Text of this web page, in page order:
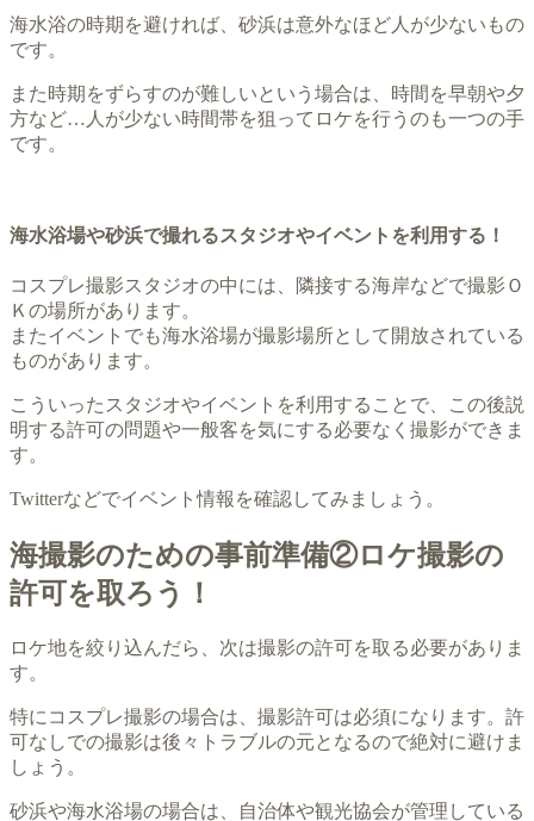
海水浴の時期を避ければ、砂浜は意外なほど人が少ないもの
です。
また時期をずらすのが難しいという場合は、時間を早朝や夕
方など…人が少ない時間帯を狙ってロケを行うのも一つの手
です。
海水浴場や砂浜で撮れるスタジオやイベントを利用する！
コスプレ撮影スタジオの中には、隣接する海岸などで撮影Ｏ
Ｋの場所があります。
またイベントでも海水浴場が撮影場所として開放されている
ものがあります。
こういったスタジオやイベントを利用することで、この後説
明する許可の問題や一般客を気にする必要なく撮影ができま
す。
Twitterなどでイベント情報を確認してみましょう。
海撮影のための事前準備②ロケ撮影の
許可を取ろう！
ロケ地を絞り込んだら、次は撮影の許可を取る必要がありま
す。
特にコスプレ撮影の場合は、撮影許可は必須になります。許
可なしでの撮影は後々トラブルの元となるので絶対に避けま
しょう。
砂浜や海水浴場の場合は、自治体や観光協会が管理している